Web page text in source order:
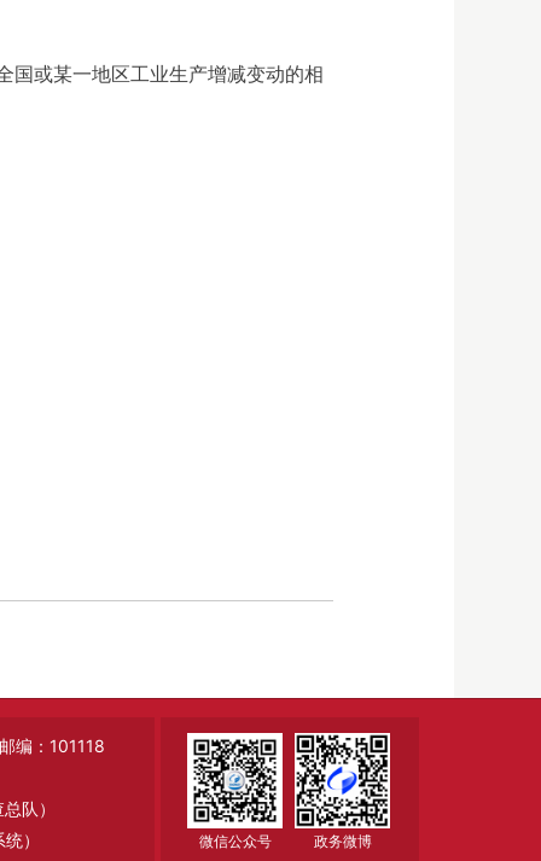
国或某一地区工业生产增减变动的相
编：101118
队）
）
微信公众号 政务微博